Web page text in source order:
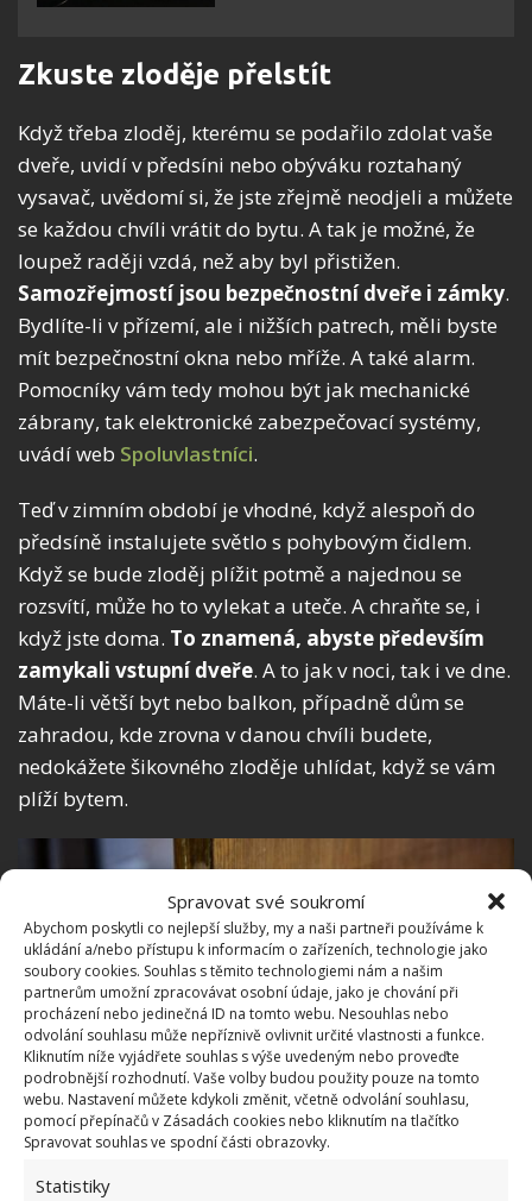
Spravovat své soukromí
Abychom poskytli co nejlepší služby, my a naši partneři používáme k
ukládání a/nebo přístupu k informacím o zařízeních, technologie jako
soubory cookies. Souhlas s těmito technologiemi nám a našim
partnerům umožní zpracovávat osobní údaje, jako je chování při
procházení nebo jedinečná ID na tomto webu. Nesouhlas nebo
odvolání souhlasu může nepříznivě ovlivnit určité vlastnosti a funkce.
Kliknutím níže vyjádřete souhlas s výše uvedeným nebo proveďte
podrobnější rozhodnutí. Vaše volby budou použity pouze na tomto
webu. Nastavení můžete kdykoli změnit, včetně odvolání souhlasu,
pomocí přepínačů v Zásadách cookies nebo kliknutím na tlačítko
Spravovat souhlas ve spodní části obrazovky.
Statistiky
Zkuste zloděje přelstít
Když třeba zloděj, kterému se podařilo zdolat vaše
dveře, uvidí v předsíni nebo obýváku roztahaný
vysavač, uvědomí si, že jste zřejmě neodjeli a můžete
se každou chvíli vrátit do bytu. A tak je možné, že
loupež raději vzdá, než aby byl přistižen.
Samozřejmostí jsou bezpečnostní dveře i zámky.
Bydlíte-li v přízemí, ale i nižších patrech, měli byste
mít bezpečnostní okna nebo mříže. A také alarm.
Pomocníky vám tedy mohou být jak mechanické
zábrany, tak elektronické zabezpečovací systémy,
uvádí web Spoluvlastníci.
Teď v zimním období je vhodné, když alespoň do
předsíně instalujete světlo s pohybovým čidlem.
Když se bude zloděj plížit potmě a najednou se
rozsvítí, může ho to vylekat a uteče. A chraňte se, i
když jste doma. To znamená, abyste především
zamykali vstupní dveře. A to jak v noci, tak i ve dne.
Máte-li větší byt nebo balkon, případně dům se
zahradou, kde zrovna v danou chvíli budete,
nedokážete šikovného zloděje uhlídat, když se vám
plíží bytem.
Fotografie: Depositphotos
A věřte, že drzost bytových zlodějů překračuje